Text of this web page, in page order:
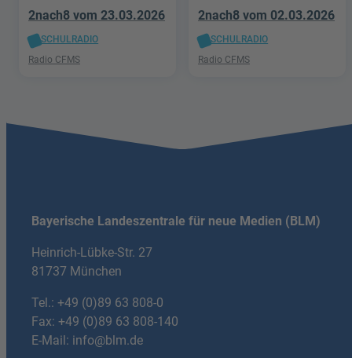
2nach8 vom 23.03.2026
SCHULRADIO
Radio CFMS
2nach8 vom 02.03.2026
SCHULRADIO
Radio CFMS
Bayerische Landeszentrale für neue Medien (BLM)
Heinrich-Lübke-Str. 27
81737 München
Tel.: +49 (0)89 63 808-0
Fax: +49 (0)89 63 808-140
E-Mail: info@blm.de